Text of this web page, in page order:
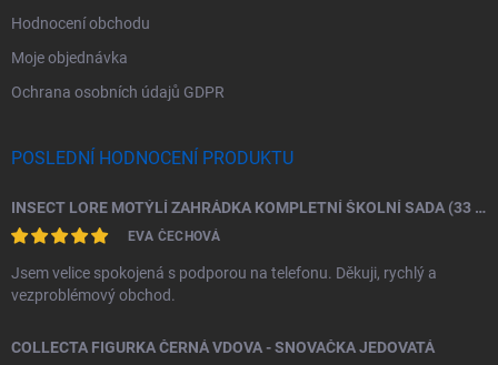
Hodnocení obchodu
Moje objednávka
Ochrana osobních údajů GDPR
POSLEDNÍ HODNOCENÍ PRODUKTU
INSECT LORE MOTÝLÍ ZAHRÁDKA KOMPLETNÍ ŠKOLNÍ SADA (33 HOUSENEK)
EVA ČECHOVÁ
Jsem velice spokojená s podporou na telefonu. Děkuji, rychlý a
vezproblémový obchod.
COLLECTA FIGURKA ČERNÁ VDOVA - SNOVAČKA JEDOVATÁ